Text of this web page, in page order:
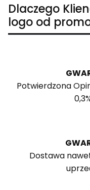
Dlaczego
logo od
Potwierdzona
Dostawa